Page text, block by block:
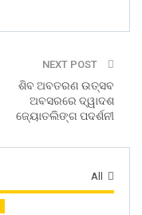
NEXT POST
ଶିବ ଅବତରଣ ଉତ୍ସବ
ଅବସରରେ ଦ୍ୱାଦଶ
ଜ୍ୟୋତଲିଙ୍ଗ ପଦର୍ଶନୀ
All